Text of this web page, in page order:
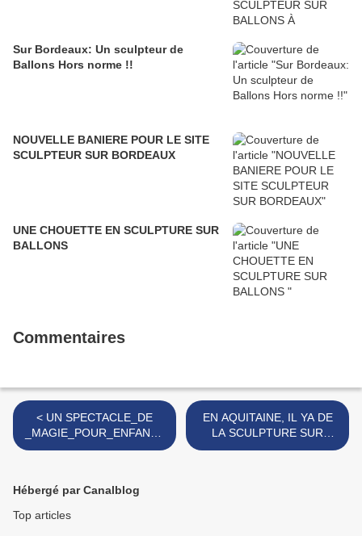
Sur Bordeaux: Un sculpteur de
Ballons Hors norme !!
NOUVELLE BANIERE POUR LE SITE
SCULPTEUR SUR BORDEAUX
UNE CHOUETTE EN SCULPTURE SUR
BALLONS
Commentaires
< UN SPECTACLE_DE
_MAGIE_POUR_ENFANTS
_A_BORDEAUX
EN AQUITAINE, IL YA DE
LA SCULPTURE SUR
BALLONS
Hébergé par Canalblog
Top articles